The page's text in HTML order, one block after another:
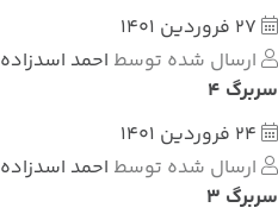
27 فروردین 1401
ارسال شده توسط احمد اسدزاده
سربرگ 4
24 فروردین 1401
ارسال شده توسط احمد اسدزاده
سربرگ 3